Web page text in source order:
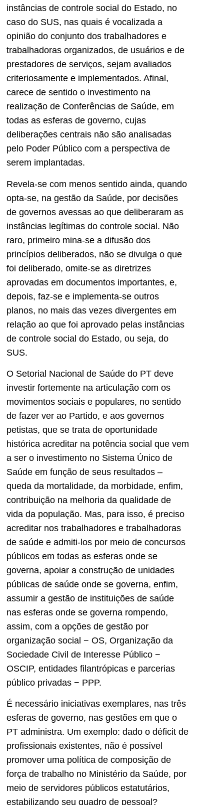
instâncias de controle social do Estado, no
caso do SUS, nas quais é vocalizada a
opinião do conjunto dos trabalhadores e
trabalhadoras organizados, de usuários e de
prestadores de serviços, sejam avaliados
criteriosamente e implementados. Afinal,
carece de sentido o investimento na
realização de Conferências de Saúde, em
todas as esferas de governo, cujas
deliberações centrais não são analisadas
pelo Poder Público com a perspectiva de
serem implantadas.
Revela-se com menos sentido ainda, quando
opta-se, na gestão da Saúde, por decisões
de governos avessas ao que deliberaram as
instâncias legítimas do controle social. Não
raro, primeiro mina-se a difusão dos
princípios deliberados, não se divulga o que
foi deliberado, omite-se as diretrizes
aprovadas em documentos importantes, e,
depois, faz-se e implementa-se outros
planos, no mais das vezes divergentes em
relação ao que foi aprovado pelas instâncias
de controle social do Estado, ou seja, do
SUS.
O Setorial Nacional de Saúde do PT deve
investir fortemente na articulação com os
movimentos sociais e populares, no sentido
de fazer ver ao Partido, e aos governos
petistas, que se trata de oportunidade
histórica acreditar na potência social que vem
a ser o investimento no Sistema Único de
Saúde em função de seus resultados –
queda da mortalidade, da morbidade, enfim,
contribuição na melhoria da qualidade de
vida da população. Mas, para isso, é preciso
acreditar nos trabalhadores e trabalhadoras
de saúde e admiti-los por meio de concursos
públicos em todas as esferas onde se
governa, apoiar a construção de unidades
públicas de saúde onde se governa, enfim,
assumir a gestão de instituições de saúde
nas esferas onde se governa rompendo,
assim, com a opções de gestão por
organização social − OS, Organização da
Sociedade Civil de Interesse Público −
OSCIP, entidades filantrópicas e parcerias
público privadas − PPP.
É necessário iniciativas exemplares, nas três
esferas de governo, nas gestões em que o
PT administra. Um exemplo: dado o déficit de
profissionais existentes, não é possível
promover uma política de composição de
força de trabalho no Ministério da Saúde, por
meio de servidores públicos estatutários,
estabilizando seu quadro de pessoal?